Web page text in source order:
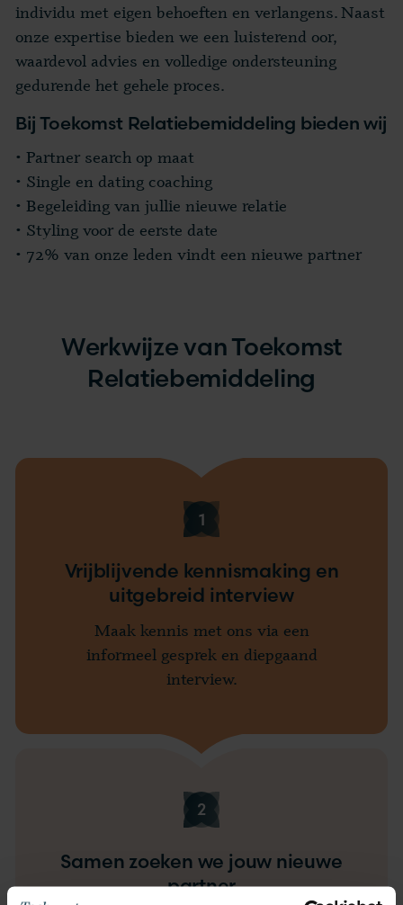
individu met eigen behoeften en verlangens. Naast
onze expertise bieden we een luisterend oor,
waardevol advies en volledige ondersteuning
gedurende het gehele proces.
Bij Toekomst Relatiebemiddeling bieden wij
• Partner search op maat
• Single en dating coaching
• Begeleiding van jullie nieuwe relatie
• Styling voor de eerste date
• 72% van onze leden vindt een nieuwe partner
Werkwijze van Toekomst
Relatiebemiddeling
1
Vrijblijvende kennismaking en
uitgebreid interview
Maak kennis met ons via een
informeel gesprek en diepgaand
interview.
2
Samen zoeken we jouw nieuwe
partner